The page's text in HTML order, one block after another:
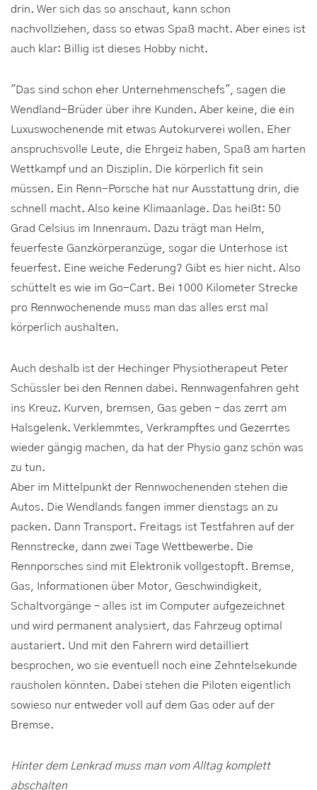
drin. Wer sich das so anschaut, kann schon
nachvollziehen, dass so etwas Spaß macht. Aber eines ist
auch klar: Billig ist dieses Hobby nicht.
"Das sind schon eher Unternehmenschefs", sagen die
Wendland-Brüder über ihre Kunden. Aber keine, die ein
Luxuswochenende mit etwas Autokurverei wollen. Eher
anspruchsvolle Leute, die Ehrgeiz haben, Spaß am harten
Wettkampf und an Disziplin. Die körperlich fit sein
müssen. Ein Renn-Porsche hat nur Ausstattung drin, die
schnell macht. Also keine Klimaanlage. Das heißt: 50
Grad Celsius im Innenraum. Dazu trägt man Helm,
feuerfeste Ganzkörperanzüge, sogar die Unterhose ist
feuerfest. Eine weiche Federung? Gibt es hier nicht. Also
schüttelt es wie im Go-Cart. Bei 1000 Kilometer Strecke
pro Rennwochenende muss man das alles erst mal
körperlich aushalten.
Auch deshalb ist der Hechinger Physiotherapeut Peter
Schüssler bei den Rennen dabei. Rennwagenfahren geht
ins Kreuz. Kurven, bremsen, Gas geben – das zerrt am
Halsgelenk. Verklemmtes, Verkrampftes und Gezerrtes
wieder gängig machen, da hat der Physio ganz schön was
zu tun.
Aber im Mittelpunkt der Rennwochenenden stehen die
Autos. Die Wendlands fangen immer dienstags an zu
packen. Dann Transport. Freitags ist Testfahren auf der
Rennstrecke, dann zwei Tage Wettbewerbe. Die
Rennporsches sind mit Elektronik vollgestopft. Bremse,
Gas, Informationen über Motor, Geschwindigkeit,
Schaltvorgänge – alles ist im Computer aufgezeichnet
und wird permanent analysiert, das Fahrzeug optimal
austariert. Und mit den Fahrern wird detailliert
besprochen, wo sie eventuell noch eine Zehntelsekunde
rausholen könnten. Dabei stehen die Piloten eigentlich
sowieso nur entweder voll auf dem Gas oder auf der
Bremse.
Hinter dem Lenkrad muss man vom Alltag komplett
abschalten